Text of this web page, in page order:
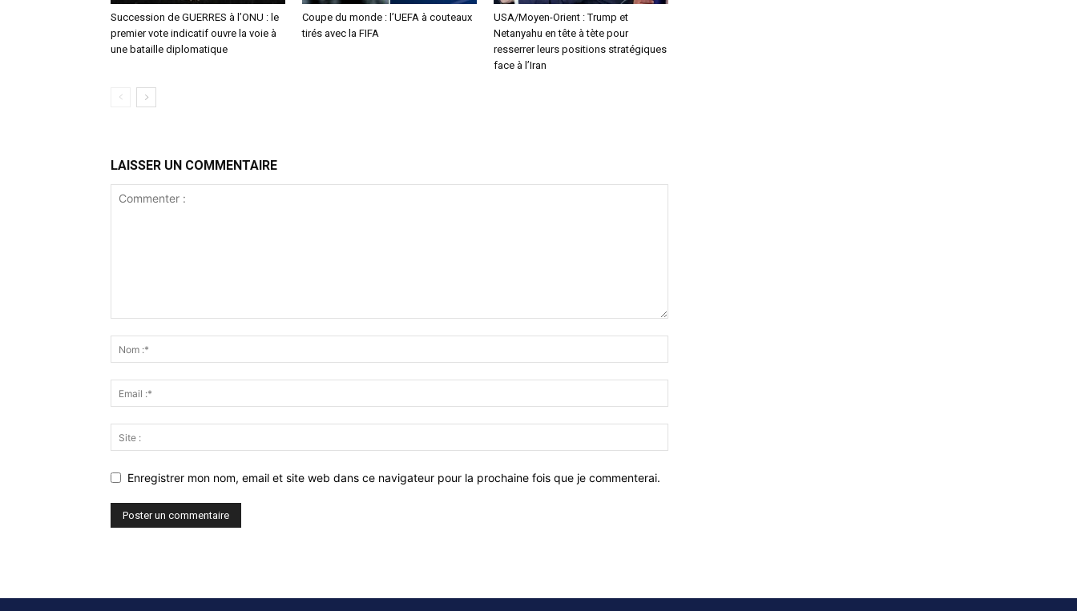
Succession de GUERRES à l’ONU : le
premier vote indicatif ouvre la voie à
une bataille diplomatique
Coupe du monde : l’UEFA à couteaux
tirés avec la FIFA
USA/Moyen-Orient : Trump et
Netanyahu en tête à tète pour
resserrer leurs positions stratégiques
face à l’Iran
LAISSER UN COMMENTAIRE
Enregistrer mon nom, email et site web dans ce navigateur pour la prochaine fois que je commenterai.